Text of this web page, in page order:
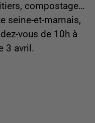
compostage…
seine-et-marnais,
vous de 10h à
3 avril.